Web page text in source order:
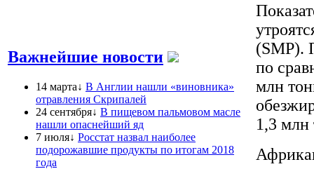
Важнейшие новости
14 марта↓ В Англии нашли «виновника»
отравления Скрипалей
24 сентября↓ В пищевом пальмовом масле
нашли опаснейший яд
7 июля↓ Росстат назвал наиболее
подорожавшие продукты по итогам 2018
года
(SMP).
по
млн
1,3 млн